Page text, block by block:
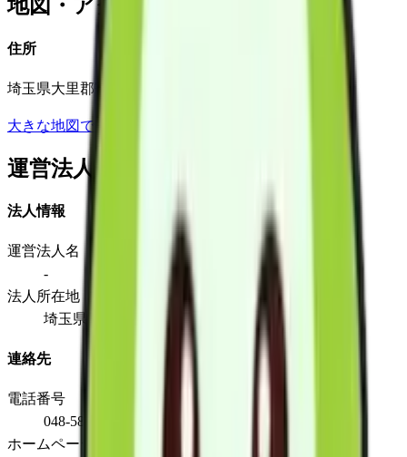
地図・アクセス
住所
埼玉県大里郡寄居町寄居1546番地1
大きな地図で見る
運営法人
法人情報
運営法人名
-
法人所在地
埼玉県大里郡寄居町寄居1546番地1
連絡先
電話番号
048-580-0603
ホームページ